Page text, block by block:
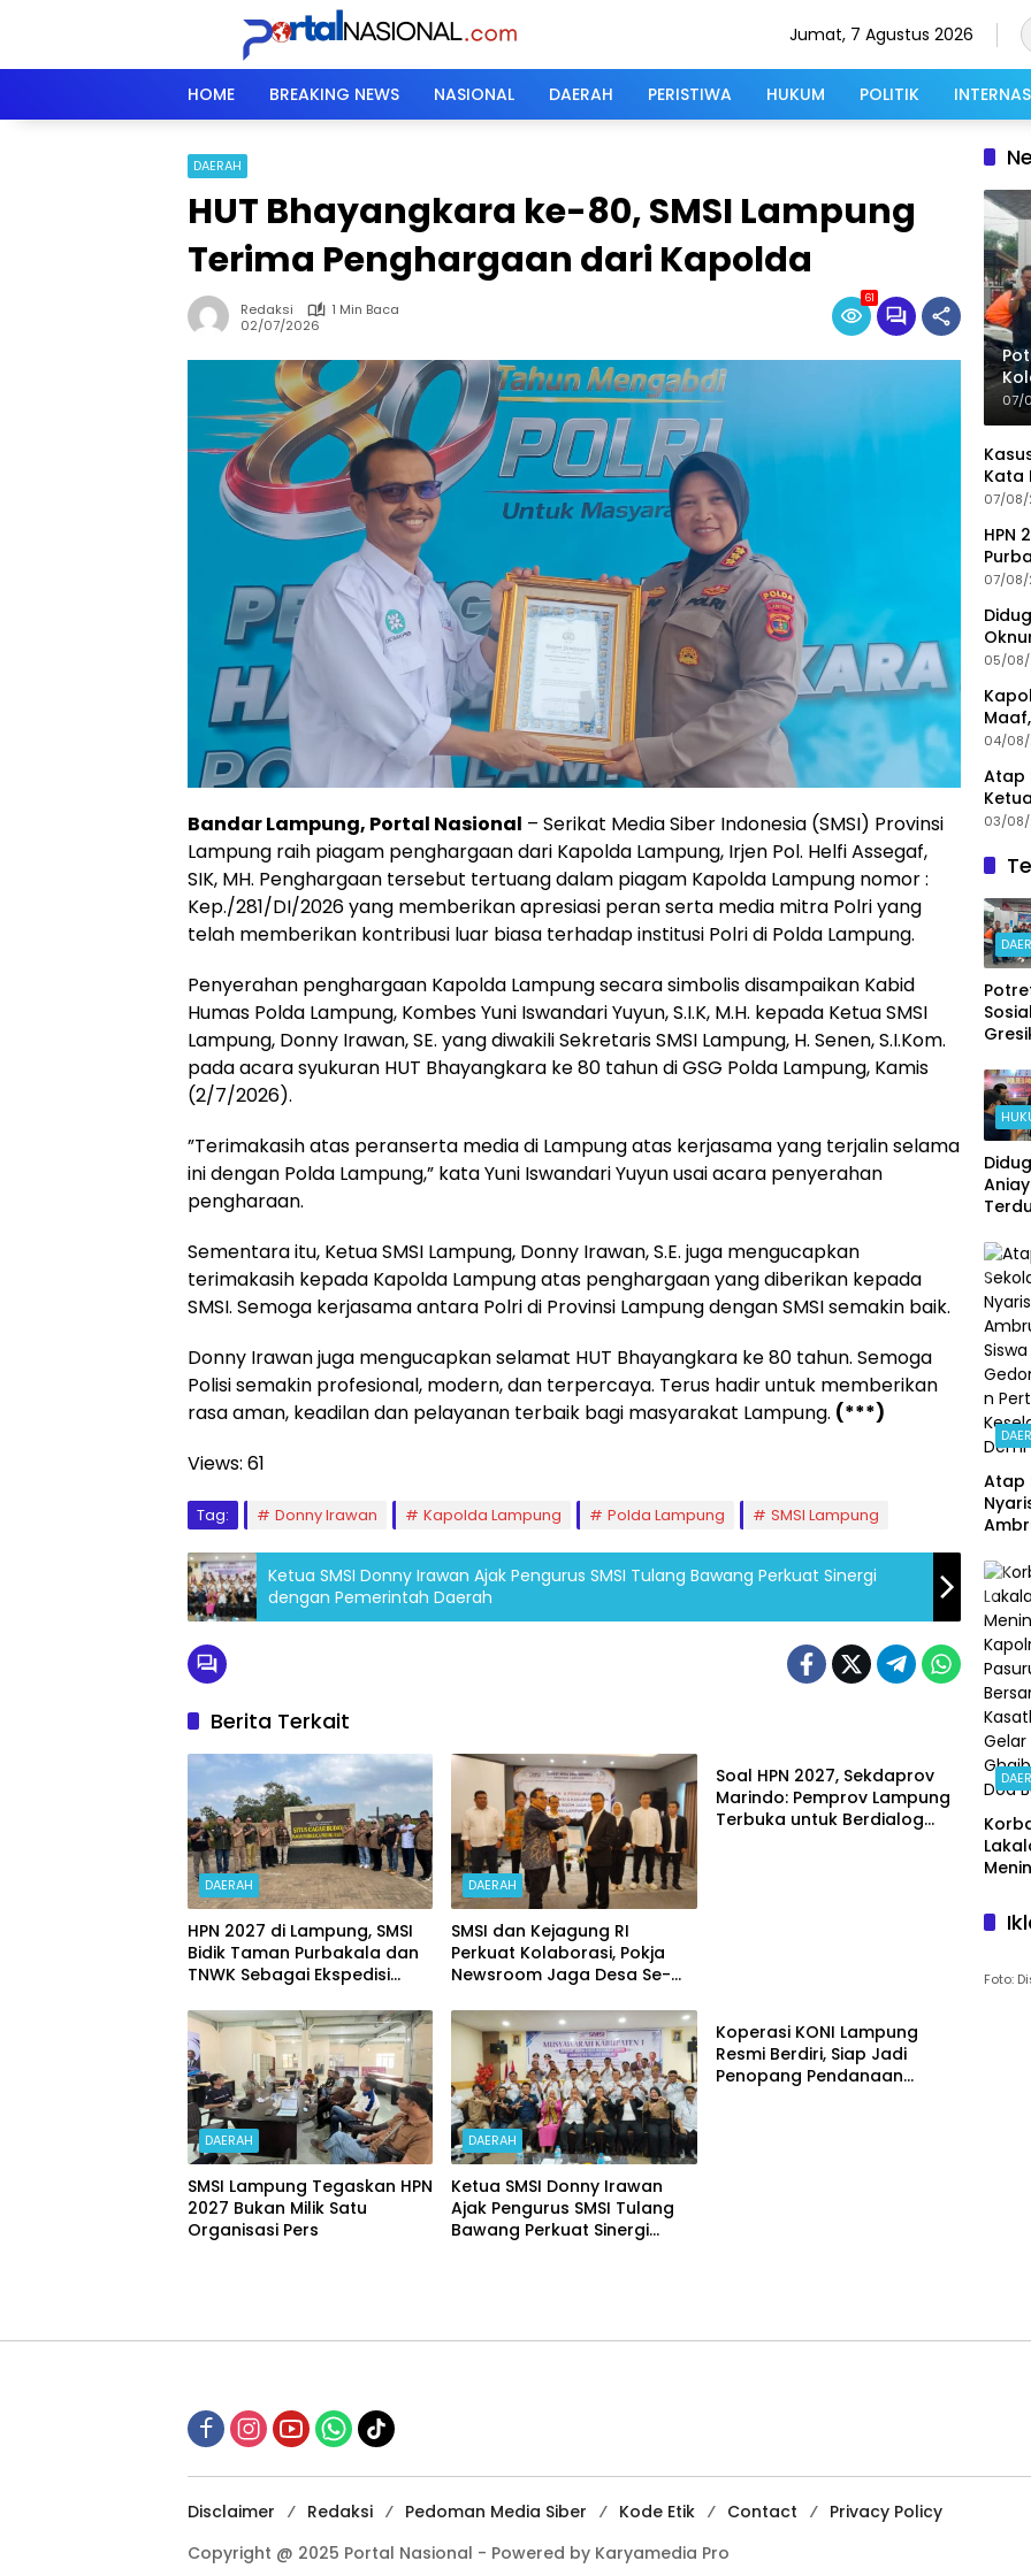
Jumat, 7 Agustus 2026
HOME BREAKING NEWS NASIONAL DAERAH PERISTIWA HUKUM POLITIK
DAERAH
HUT Bhayangkara ke-80, SMSI Lampung
Terima Penghargaan dari Kapolda
Redaksi
1 Min Baca
02/07/2026
61
Bandar Lampung, Portal Nasional – Serikat Media Siber Indonesia (SMSI) Provinsi
Lampung raih piagam penghargaan dari Kapolda Lampung, Irjen Pol. Helfi Assegaf,
SIK, MH. Penghargaan tersebut tertuang dalam piagam Kapolda Lampung nomor :
Kep./281/DI/2026 yang memberikan apresiasi peran serta media mitra Polri yang
telah memberikan kontribusi luar biasa terhadap institusi Polri di Polda Lampung.
Penyerahan penghargaan Kapolda Lampung secara simbolis disampaikan Kabid
Humas Polda Lampung, Kombes Yuni Iswandari Yuyun, S.I.K, M.H. kepada Ketua SMSI
Lampung, Donny Irawan, SE. yang diwakili Sekretaris SMSI Lampung, H. Senen, S.I.Kom.
pada acara syukuran HUT Bhayangkara ke 80 tahun di GSG Polda Lampung, Kamis
(2/7/2026).
”Terimakasih atas peranserta media di Lampung atas kerjasama yang terjalin selama
ini dengan Polda Lampung,” kata Yuni Iswandari Yuyun usai acara penyerahan
pengharaan.
Sementara itu, Ketua SMSI Lampung, Donny Irawan, S.E. juga mengucapkan
terimakasih kepada Kapolda Lampung atas penghargaan yang diberikan kepada
SMSI. Semoga kerjasama antara Polri di Provinsi Lampung dengan SMSI semakin baik.
Donny Irawan juga mengucapkan selamat HUT Bhayangkara ke 80 tahun. Semoga
Polisi semakin profesional, modern, dan terpercaya. Terus hadir untuk memberikan
rasa aman, keadilan dan pelayanan terbaik bagi masyarakat Lampung. (***)
Views: 61
Tag: Donny Irawan Kapolda Lampung Polda Lampung SMSI Lampung
Ketua SMSI Donny Irawan Ajak Pengurus SMSI Tulang Bawang Perkuat Sinergi
dengan Pemerintah Daerah
Berita Terkait
DAERAH
HPN 2027 di Lampung, SMSI
Bidik Taman Purbakala dan
TNWK Sebagai Ekspedisi
DAERAH
SMSI dan Kejagung RI
Perkuat Kolaborasi, Pokja
Newsroom Jaga Desa Se-
Soal HPN 2027, Sekdaprov
Marindo: Pemprov Lampung
Terbuka untuk Berdialog
DAERAH
SMSI Lampung Tegaskan HPN
2027 Bukan Milik Satu
Organisasi Pers
DAERAH
Ketua SMSI Donny Irawan
Ajak Pengurus SMSI Tulang
Bawang Perkuat Sinergi
Koperasi KONI Lampung
Resmi Berdiri, Siap Jadi
Penopang Pendanaan
07/
Kata
07/
HPN
07/
05/
04/
Atap
03/
dan
dan
Atap
an
Demi
Foto:
Disclaimer Redaksi Pedoman Media Siber Kode Etik Contact
Privacy Policy
Copyright @ 2025 Portal Nasional - Powered by Karyamedia Pro